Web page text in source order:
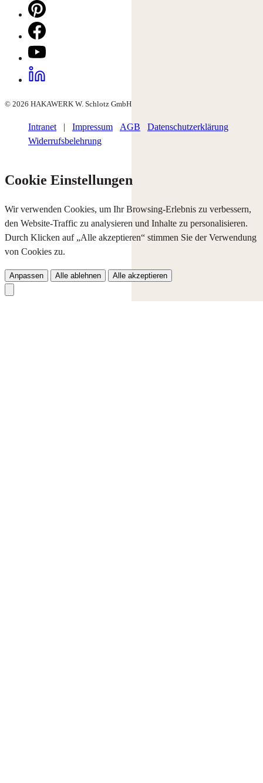
© 2026 HAKAWERK W. Schlotz GmbH
Intranet | Impressum AGB
Datenschutzerklärung
Widerrufsbelehrung
Cookie Einstellungen
Wir verwenden Cookies, um Ihr Browsing-Erlebnis zu verbessern,
den Website-Traffic zu analysieren und Inhalte zu personalisieren.
Durch Klicken auf „Alle akzeptieren“ stimmen Sie der Verwendung
von Cookies zu.
Anpassen Alle ablehnen Alle akzeptieren